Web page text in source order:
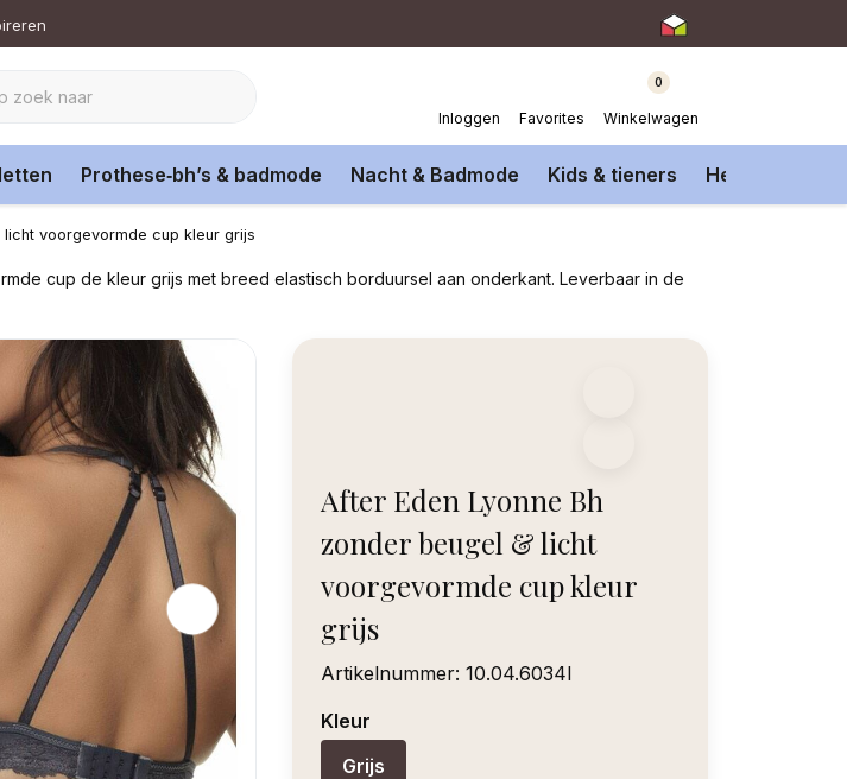
Inloggen Favorites
0
Winkelwagen
Prothese‑bh’s & badmode Nacht & Badmode Kids & tieners Heren
licht voorgevormde cup kleur grijs
cup de kleur grijs met breed elastisch borduursel aan onderkant. Leverbaar in de
After Eden Lyonne Bh
zonder beugel & licht
voorgevormde cup kleur
grijs
Artikelnummer: 10.04.6034l
Kleur
Grijs